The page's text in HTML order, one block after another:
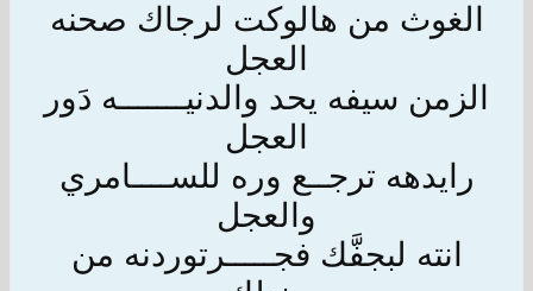
الغوث من هالوكت لرجاك صحنه
العجل
الزمن سيفه يحد والدنيـــــــه دَور
العجل
رايدهه ترجــع وره للســــامري
والعجل
انته لبجفَّك فجـــــرتوردنه من